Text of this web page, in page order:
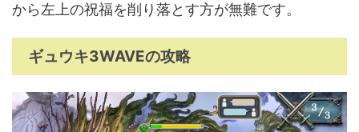
から左上の祝福を削り落とす方が無難です。
ギュウキ3WAVEの攻略